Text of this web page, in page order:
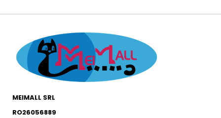
MEIMALL SRL
RO26056889